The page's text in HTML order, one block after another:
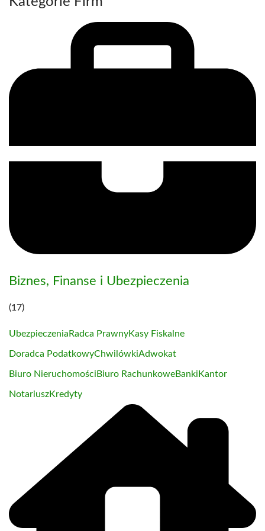
Biznes, Finanse i Ubezpieczenia
(17)
Ubezpieczenia Radca PrawnyKasy Fiskalne
Doradca PodatkowyChwilówkiAdwokat
Biuro Nieruchomości Biuro RachunkoweBanki Kantor
NotariuszKredyty